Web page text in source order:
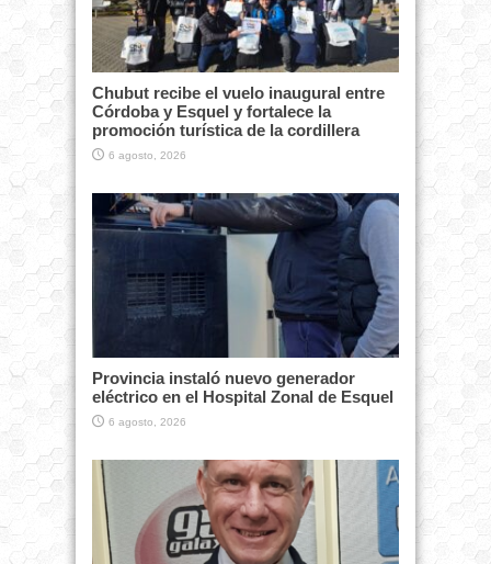
Chubut recibe el vuelo inaugural entre
Córdoba y Esquel y fortalece la
promoción turística de la cordillera
6 agosto, 2026
Provincia instaló nuevo generador
eléctrico en el Hospital Zonal de Esquel
6 agosto, 2026